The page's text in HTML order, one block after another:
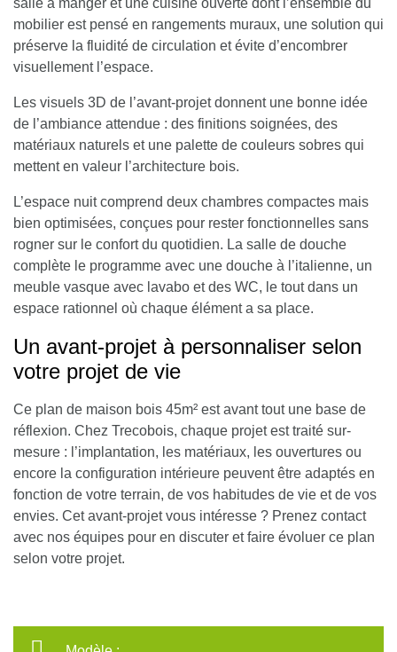
salle à manger et une cuisine ouverte dont l’ensemble du
mobilier est pensé en rangements muraux, une solution qui
préserve la fluidité de circulation et évite d’encombrer
visuellement l’espace.
Les visuels 3D de l’avant-projet donnent une bonne idée
de l’ambiance attendue : des finitions soignées, des
matériaux naturels et une palette de couleurs sobres qui
mettent en valeur l’architecture bois.
L’espace nuit comprend deux chambres compactes mais
bien optimisées, conçues pour rester fonctionnelles sans
rogner sur le confort du quotidien. La salle de douche
complète le programme avec une douche à l’italienne, un
meuble vasque avec lavabo et des WC, le tout dans un
espace rationnel où chaque élément a sa place.
Un avant-projet à personnaliser selon
votre projet de vie
Ce plan de maison bois 45m² est avant tout une base de
réflexion. Chez Trecobois, chaque projet est traité sur-
mesure : l’implantation, les matériaux, les ouvertures ou
encore la configuration intérieure peuvent être adaptés en
fonction de votre terrain, de vos habitudes de vie et de vos
envies. Cet avant-projet vous intéresse ? Prenez contact
avec nos équipes pour en discuter et faire évoluer ce plan
selon votre projet.